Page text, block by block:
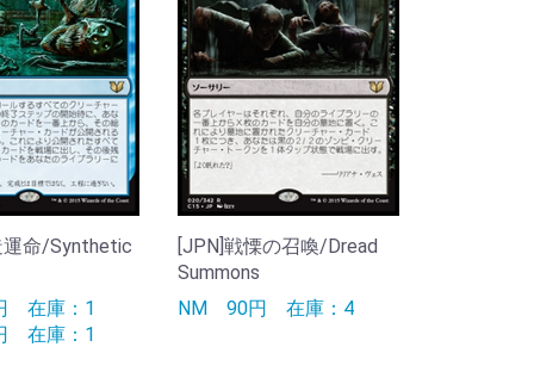
運命/Synthetic
在庫：1
在庫：1
[JPN]戦慄の召喚/Dread
Summons
NM90円在庫：4